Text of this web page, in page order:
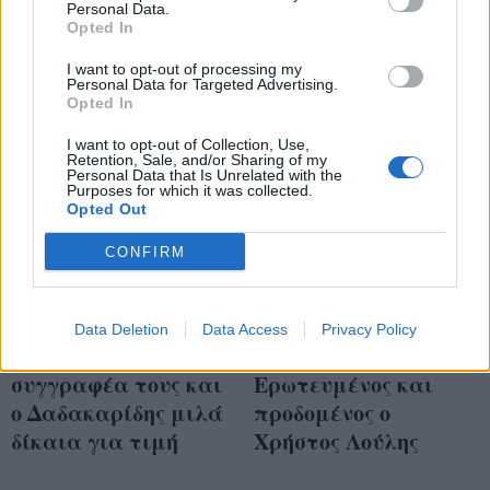
Personal Data.
Opted In
I want to opt-out of processing my
Personal Data for Targeted Advertising.
Opted In
I want to opt-out of Collection, Use,
Retention, Sale, and/or Sharing of my
Personal Data that Is Unrelated with the
Purposes for which it was collected.
Opted Out
CONFIRM
Data Deletion Data Access Privacy Policy
Παραλλαγές»
συγγραφέα τους και
ο Δαδακαρίδης μιλά
δίκαια για τιμή
ανατροπές του νέου
Ερωτευμένος και
προδομένος ο
Χρήστος Λούλης